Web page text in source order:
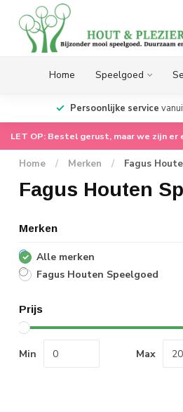
Home Speelgoed
Persoonlijke service
LET OP: Bestel gerust, maar we zijn
Home / Merken / Fagus
Fagus Houten
Merken
Alle merken
Fagus Houten Speelgoed
Prijs
Min Max